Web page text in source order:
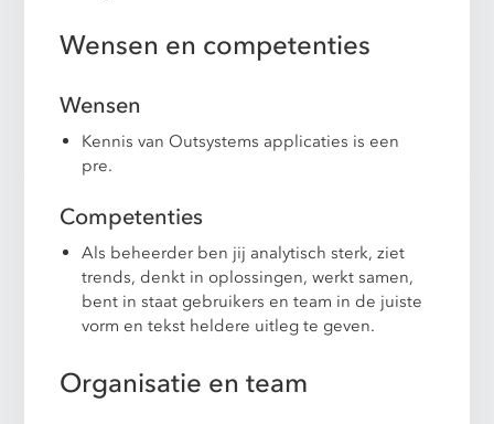
Wensen en competenties
Wensen
Kennis van Outsystems applicaties is een
pre.
Competenties
Als beheerder ben jij analytisch sterk, ziet
trends, denkt in oplossingen, werkt samen,
bent in staat gebruikers en team in de juiste
vorm en tekst heldere uitleg te geven.
Organisatie en team